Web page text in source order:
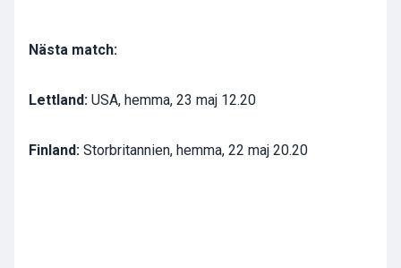
Nästa match:
Lettland: USA, hemma, 23 maj 12.20
Finland: Storbritannien, hemma, 22 maj 20.20